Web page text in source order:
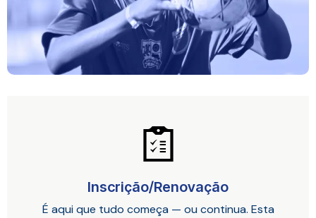
Inscrição/Renovação
É aqui que tudo começa — ou continua. Esta